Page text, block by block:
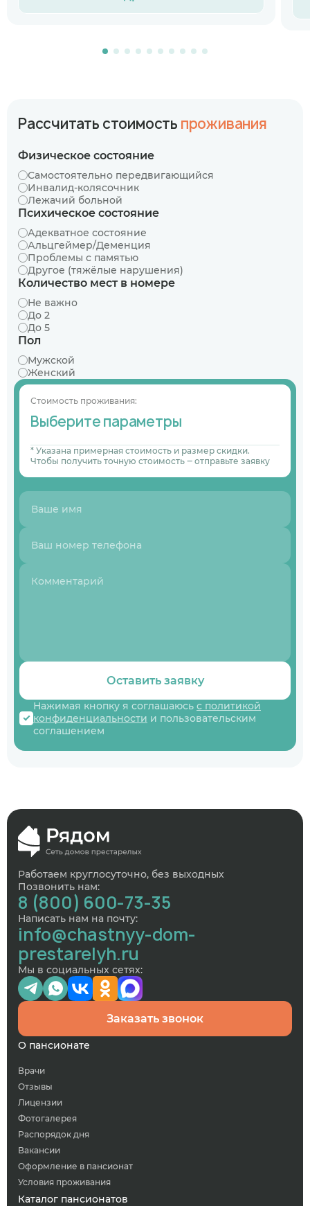
Рассчитать стоимость проживания
Физическое состояние
Самостоятельно передвигающийся
Инвалид-колясочник
Лежачий больной
Психическое состояние
Адекватное состояние
Альцгеймер/Деменция
Проблемы с памятью
Другое (тяжёлые нарушения)
Количество мест в номере
Не важно
До 2
До 5
Пол
Мужской
Женский
Стоимость проживания:
Выберите параметры
* Указана примерная стоимость и размер скидки.
Чтобы получить точную стоимость ‒ отправьте заявку
Оставить заявку
Нажимая кнопку я соглашаюсь с политикой
конфиденциальности и пользовательским
соглашением
Работаем круглосуточно, без выходных
Позвонить нам:
8 (800) 600-73-35
Написать нам на почту:
info@chastnyy-dom-
prestarelyh.ru
Мы в социальных сетях:
Заказать звонок
О пансионате
Врачи
Отзывы
Лицензии
Фотогалерея
Распорядок дня
Вакансии
Оформление в пансионат
Условия проживания
Каталог пансионатов